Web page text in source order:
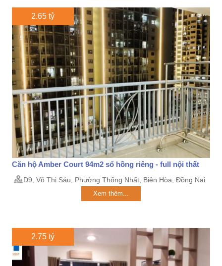
2.65 tỷ
Căn hộ Amber Court 94m2 sổ hồng riêng - full nội thất
D9, Võ Thị Sáu, Phường Thống Nhất, Biên Hòa, Đồng Nai
Xem thêm...
2.75 tỷ